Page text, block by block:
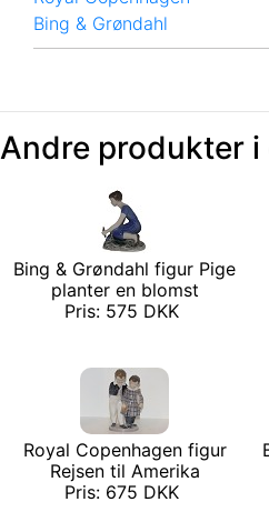
Bing & Grøndahl
Andre produkter
Bing & Grøndahl figur Pige
planter en blomst
Pris: 575 DKK
Royal Copenhagen figur
Rejsen til Amerika
Pris: 675 DKK